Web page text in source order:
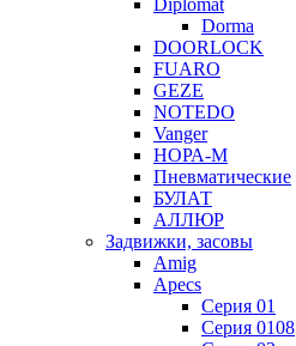
Diplomat
Dorma
DOORLOCK
FUARO
GEZE
NOTEDO
Vanger
НОРА-М
Пневматические
БУЛАТ
АЛЛЮР
Задвижки, засовы
Amig
Apecs
Серия 01
Серия 0108